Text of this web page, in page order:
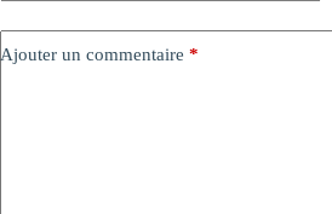
Ajouter un commentaire *